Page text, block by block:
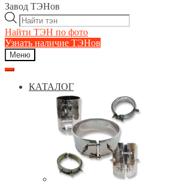
Завод ТЭНов
Поиск
товаров
Найти ТЭН по фото
Узнать наличие ТЭНов
Меню
КАТАЛОГ